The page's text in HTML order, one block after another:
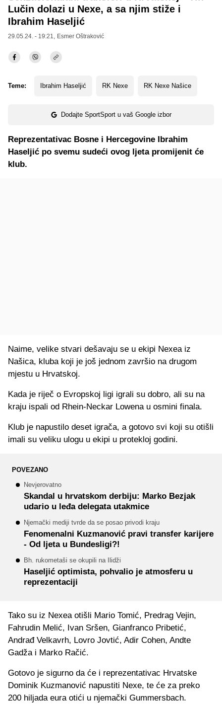
Lučin dolazi u Nexe, a sa njim stiže i
Ibrahim Haseljić
29.05.24. - 19:21, Esmer Oštraković
Teme: Ibrahim Haseljić RK Nexe RK Nexe Našice
Dodajte SportSport u vaš Google izbor
Reprezentativac Bosne i Hercegovine Ibrahim
Haseljić po svemu sudeći ovog ljeta promijenit će
klub.
Naime, velike stvari dešavaju se u ekipi Nexea iz
Našica, kluba koji je još jednom završio na drugom
mjestu u Hrvatskoj.
Kada je riječ o Evropskoj ligi igrali su dobro, ali su na
kraju ispali od Rhein-Neckar Lowena u osmini finala.
Klub je napustilo deset igrača, a gotovo svi koji su otišli
imali su veliku ulogu u ekipi u protekloj godini.
POVEZANO
Nevjerovatno
Skandal u hrvatskom derbiju: Marko Bezjak
udario u leđa delegata utakmice
Njemački mediji tvrde da se posao privodi kraju
Fenomenalni Kuzmanović pravi transfer karijere
- Od ljeta u Bundesligi?!
Bh. rukometaši se okupili na Ilidži
Haseljić optimista, pohvalio je atmosferu u
reprezentaciji
Tako su iz Nexea otišli Mario Tomić, Predrag Vejin,
Fahrudin Melić, Ivan Sršen, Gianfranco Pribetić,
Andrađ Velkavrh, Lovro Jovtić, Adir Cohen, Andte
Gadža i Marko Račić.
Gotovo je sigurno da će i reprezentativac Hrvatske
Dominik Kuzmanović napustiti Nexe, te će za preko
200 hiljada eura otići u njemački Gummersbach.